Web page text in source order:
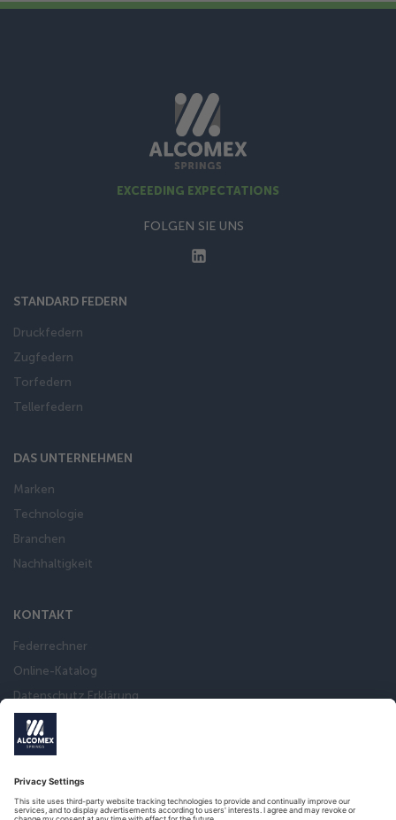
EXCEEDING EXPECTATIONS
FOLGEN SIE UNS
STANDARD FEDERN
Druckfedern
Zugfedern
Torfedern
Tellerfedern
DAS UNTERNEHMEN
Marken
Technologie
Branchen
Nachhaltigkeit
KONTAKT
Federrechner
Online-Katalog
Datenschutz Erklärung
Impressum
Allgemeine Verkaufsbedingungen